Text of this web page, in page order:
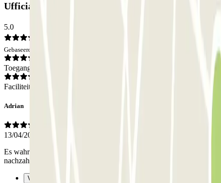
Ufficiale (Scoperto): Beoordelingen
5.0
Gebaseerd op 1 meningen
Toegang
Faciliteiten
Adrian
13/04/2026
Es wahr super ich hab mich 1 stunde verspätet musste nichts
nachzahlen.
Vorige